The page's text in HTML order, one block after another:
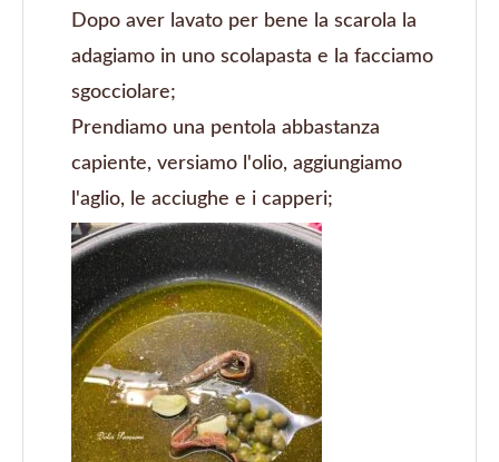
Dopo aver lavato per bene la scarola la
adagiamo in uno scolapasta e la facciamo
sgocciolare;
Prendiamo una pentola abbastanza
capiente, versiamo l'olio, aggiungiamo
l'aglio, le acciughe e i capperi;